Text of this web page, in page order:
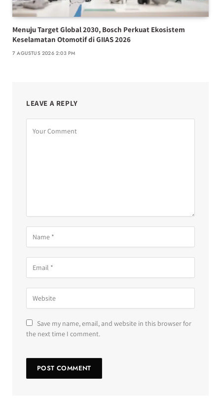
Menuju Target Global 2030, Bosch Perkuat Ekosistem
Keselamatan Otomotif di GIIAS 2026
7 AGUSTUS 2026 2:03 PM
LEAVE A REPLY
Save my name, email, and website in this browser for
the next time I comment.